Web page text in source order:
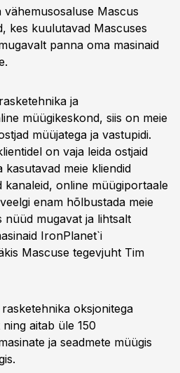
Mascus
kes kuulutavad Mascuses
panna oma masinaid
ja
müügikeskond, siis on meie
müüjatega ja vastupidi.
on vaja leida ostjaid
kasutavad meie kliendid
kanaleid, online müügiportaale
enam hõlbustada meie
nüüd mugavat ja lihtsalt
IronPlanet`i
Mascuse tegevjuht Tim
oksjonitega
aitab üle 150
ja seadmete müügis